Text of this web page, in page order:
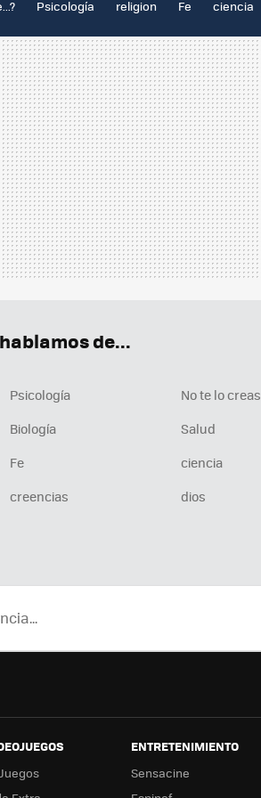
Psicología religion Fe ciencia
de...
Psicología
No te lo creas
Biología
Salud
Fe
ciencia
creencias dios
ENTRETENIMIENTO
Sensacine